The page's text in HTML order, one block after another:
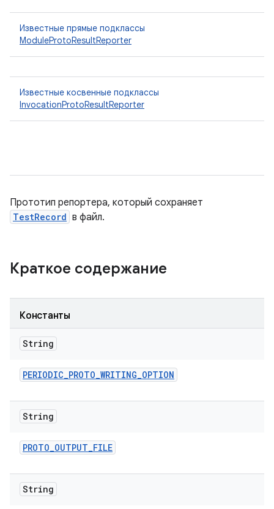
Известные прямые подклассы
ModuleProtoResultReporter
Известные косвенные подклассы
InvocationProtoResultReporter
Прототип репортера, который сохраняет
TestRecord в файл.
Краткое содержание
Константы
String
PERIODIC_PROTO_WRITING_OPTION
String
PROTO_OUTPUT_FILE
String